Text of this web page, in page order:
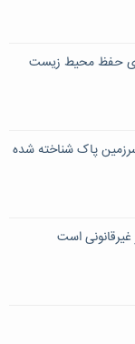
حفظ محیط زیست
پاک شناخته شده
است